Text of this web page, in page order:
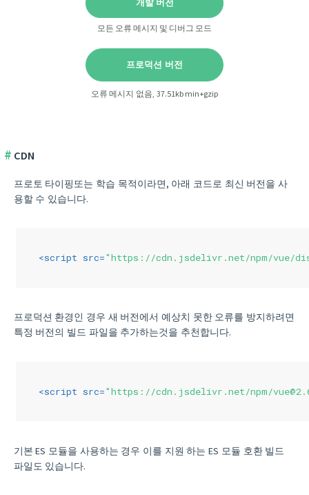
개발 버전
모든 오류 메시지 및 디버그 모드
프로덕션 버전
오류 메시지 없음, 37.51kb min+gzip
CDN
프로토 타이핑또는 학습 목적이라면, 아래 코드로 최신 버전을 사
용할 수 있습니다.
<script src="https://cdn.jsdelivr.net/npm/vue/
프로덕션 환경인 경우 새 버전에서 예상치 못한 오류를 방지하려면
특정 버전의 빌드 파일을 추가하는것을 추천합니다.
<script src="https://cdn.jsdelivr.net/npm/
기본 ES 모듈을 사용하는 경우 이를 지원 하는 ES 모듈 호환 빌드
파일도 있습니다.